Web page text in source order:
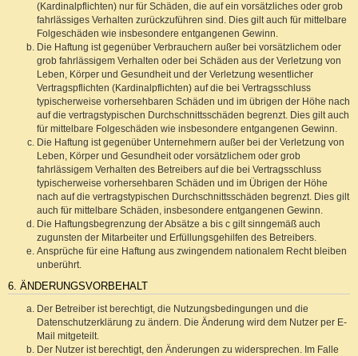
(Kardinalpflichten) nur für Schäden, die auf ein vorsätzliches oder grob
fahrlässiges Verhalten zurückzuführen sind. Dies gilt auch für mittelbare
Folgeschäden wie insbesondere entgangenen Gewinn.
Die Haftung ist gegenüber Verbrauchern außer bei vorsätzlichem oder
grob fahrlässigem Verhalten oder bei Schäden aus der Verletzung von
Leben, Körper und Gesundheit und der Verletzung wesentlicher
Vertragspflichten (Kardinalpflichten) auf die bei Vertragsschluss
typischerweise vorhersehbaren Schäden und im übrigen der Höhe nach
auf die vertragstypischen Durchschnittsschäden begrenzt. Dies gilt auch
für mittelbare Folgeschäden wie insbesondere entgangenen Gewinn.
Die Haftung ist gegenüber Unternehmern außer bei der Verletzung von
Leben, Körper und Gesundheit oder vorsätzlichem oder grob
fahrlässigem Verhalten des Betreibers auf die bei Vertragsschluss
typischerweise vorhersehbaren Schäden und im Übrigen der Höhe
nach auf die vertragstypischen Durchschnittsschäden begrenzt. Dies gilt
auch für mittelbare Schäden, insbesondere entgangenen Gewinn.
Die Haftungsbegrenzung der Absätze a bis c gilt sinngemäß auch
zugunsten der Mitarbeiter und Erfüllungsgehilfen des Betreibers.
Ansprüche für eine Haftung aus zwingendem nationalem Recht bleiben
unberührt.
6. ÄNDERUNGSVORBEHALT
Der Betreiber ist berechtigt, die Nutzungsbedingungen und die
Datenschutzerklärung zu ändern. Die Änderung wird dem Nutzer per E-
Mail mitgeteilt.
Der Nutzer ist berechtigt, den Änderungen zu widersprechen. Im Falle